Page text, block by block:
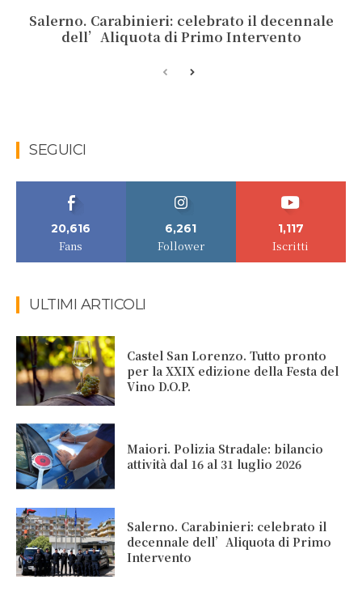
Salerno. Carabinieri: celebrato il decennale
dell’Aliquota di Primo Intervento
SEGUICI
20,616
Fans
6,261
Follower
1,117
Iscritti
ULTIMI ARTICOLI
Castel San Lorenzo. Tutto pronto
per la XXIX edizione della Festa del
Vino D.O.P.
Maiori. Polizia Stradale: bilancio
attività dal 16 al 31 luglio 2026
Salerno. Carabinieri: celebrato il
decennale dell’Aliquota di Primo
Intervento